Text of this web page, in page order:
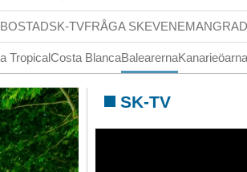
BOSTADSK-TVFRÅGA SKEVENEMANG
TropicalCosta BlancaBalearerna
SK-TV